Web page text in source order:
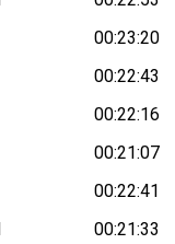
00:23:20
00:22:43
00:22:16
00:21:07
00:22:41
00:21:33